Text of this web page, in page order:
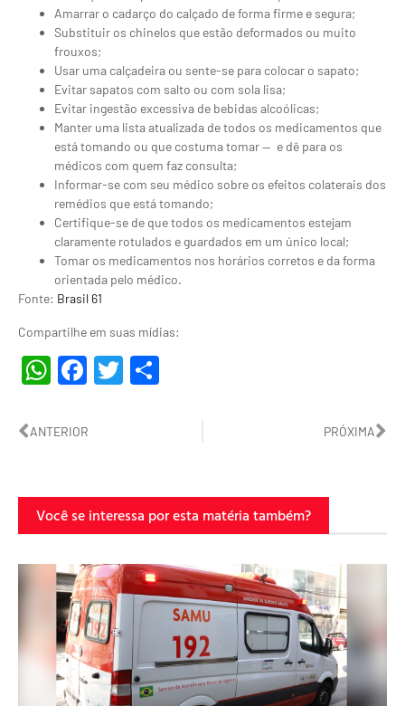
Amarrar o cadarço do calçado de forma firme e segura;
Substituir os chinelos que estão deformados ou muito
frouxos;
Usar uma calçadeira ou sente-se para colocar o sapato;
Evitar sapatos com salto ou com sola lisa;
Evitar ingestão excessiva de bebidas alcoólicas;
Manter uma lista atualizada de todos os medicamentos que
está tomando ou que costuma tomar — e dê para os
médicos com quem faz consulta;
Informar-se com seu médico sobre os efeitos colaterais dos
remédios que está tomando;
Certifique-se de que todos os medicamentos estejam
claramente rotulados e guardados em um único local;
Tomar os medicamentos nos horários corretos e da forma
orientada pelo médico.
Fonte: Brasil 61
Compartilhe em suas mídias:
WhatsApp
Facebook
Twitter
ANTERIOR PRÓXIMA
Você se interessa por esta matéria também?